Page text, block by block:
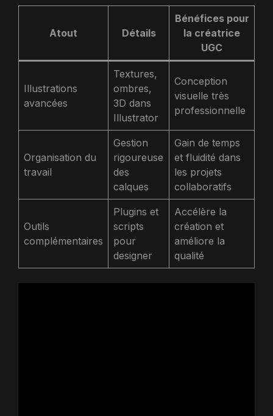
Atout Détails
Bénéfices pour
la créatrice
UGC
Illustrations
avancées
Textures,
ombres,
3D dans
Illustrator
Conception
visuelle très
professionnelle
Organisation du
travail
Gestion
rigoureuse
des
calques
Gain de temps
et fluidité dans
les projets
collaboratifs
Outils
complémentaires
Plugins et
scripts
pour
designer
Accélère la
création et
améliore la
qualité